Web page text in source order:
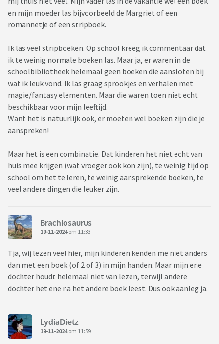
en mijn moeder las bijvoorbeeld de Margriet of een
romannetje of een stripboek.
Ik las veel stripboeken. Op school kreeg ik commentaar dat
ik te weinig normale boeken las. Maar ja, er waren in de
schoolbibliotheek helemaal geen boeken die aansloten bij
wat ik leuk vond. Ik las graag sprookjes en verhalen met
magie/fantasy elementen. Maar die waren toen niet echt
beschikbaar voor mijn leeftijd.
Want het is natuurlijk ook, er moeten wel boeken zijn die je
aanspreken!
Maar het is een combinatie. Dat kinderen het niet echt van
huis mee krijgen (wat vroeger ook kon zijn), te weinig tijd op
school om het te leren, te weinig aansprekende boeken, te
veel andere dingen die leuker zijn.
Brachiosaurus
19-11-2024om 11:33
Tja, wij lezen veel hier, mijn kinderen kenden me niet anders
dan met een boek (of 2 of 3) in mijn handen. Maar mijn ene
dochter houdt helemaal niet van lezen, terwijl andere
dochter het ene na het andere boek leest. Dus ook aanleg ja.
LydiaDietz
19-11-2024om 11:59